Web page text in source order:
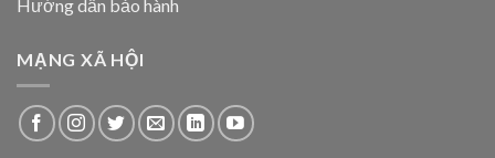
Hướng dẫn bảo hành
MẠNG XÃ HỘI